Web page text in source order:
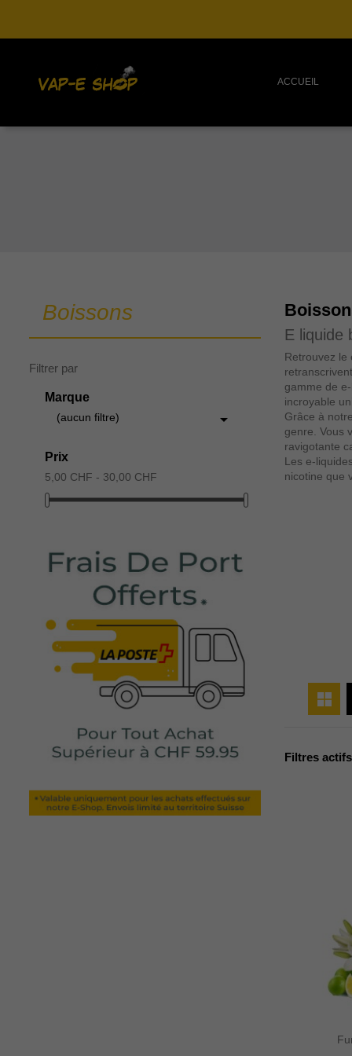
ACCUEIL
Boissons
Filtrer par
Marque
(aucun filtre) 
Prix
5,00 CHF - 30,00 CHF
E liquide
Retrouvez le
gamme de
incroyable
Grâce à
genre. Vous
ravigotante
Les e-
nicotine que
Filtres actifs